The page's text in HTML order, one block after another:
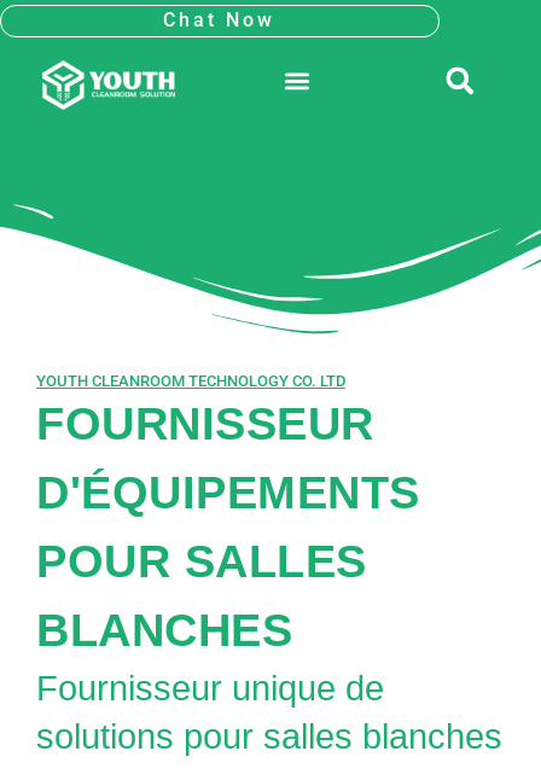
Aller
au
contenu
Chat Now
YOUTH CLEANROOM TECHNOLOGY CO. LTD
FOURNISSEUR
D'ÉQUIPEMENTS
POUR SALLES
BLANCHES
Fournisseur unique de
solutions pour salles blanches